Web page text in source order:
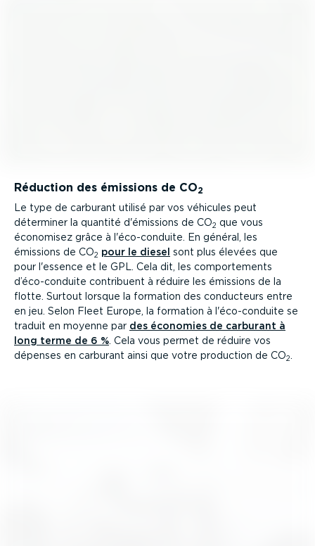
Réduction des émissions de CO2
Le type de carburant utilisé par vos véhicules peut
déterminer la quantité d'émissions de CO2 que vous
économisez grâce à l'éco-con­duite. En général, les
émissions de CO2 pour le diesel sont plus élevées que
pour l'essence et le GPL. Cela dit, les compor­te­ments
d’éco-con­duite contribuent à réduire les émissions de la
flotte. Surtout lorsque la formation des conducteurs entre
en jeu. Selon Fleet Europe, la formation à l'éco-con­duite se
traduit en moyenne par des économies de carburant à
long terme de 6 %. Cela vous permet de réduire vos
dépenses en carburant ainsi que votre production de CO2.